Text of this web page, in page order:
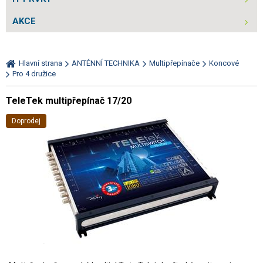
AKCE
Hlavní strana ANTÉNNÍ TECHNIKA Multipřepínače
Koncové
Pro 4 družice
TeleTek multipřepínač 17/20
Doprodej